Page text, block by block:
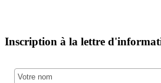
Inscription à la lettre